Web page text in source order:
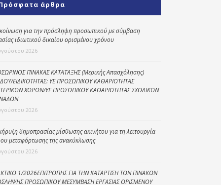
Kοινωνικό
φαρμακείο
Πρόγραμμα
“Βοήθεια στο σπίτι”
Κέντρο Ημερήσιας
Φροντίδας
άρθρα
για την πρόσληψη προσωπικού με σύμβαση
ιδιωτικού δικαίου ορισμένου χρόνου
2026
ΠΙΝΑΚΑΣ ΚΑΤΑΤΑΞΗΣ (Μερικής Απασχόλησης)
ΕΙΔΙΚΟΤΗΤΑΣ: ΥΕ ΠΡΟΣΩΠΙΚΟΥ ΚΑΘΑΡΙΟΤΗΤΑΣ
ΧΩΡΩΝ/ΥΕ ΠΡΟΣΩΠΙΚΟΥ ΚΑΘΑΡΙΟΤΗΤΑΣ ΣΧΟΛΙΚΩΝ
2026
δημοπρασίας μίσθωσης ακινήτου για τη λειτουργία
μεταφόρτωσης της ανακύκλωσης
2026
1/2026ΕΠΙΤΡΟΠΗΣ ΓΙΑ ΤΗΝ ΚΑΤΑΡΤΙΣΗ ΤΩΝ ΠΙΝΑΚΩΝ
ΠΡΟΣΩΠΙΚΟΥ ΜΕΣΥΜΒΑΣΗ ΕΡΓΑΣΙΑΣ ΟΡΙΣΜΕΝΟΥ